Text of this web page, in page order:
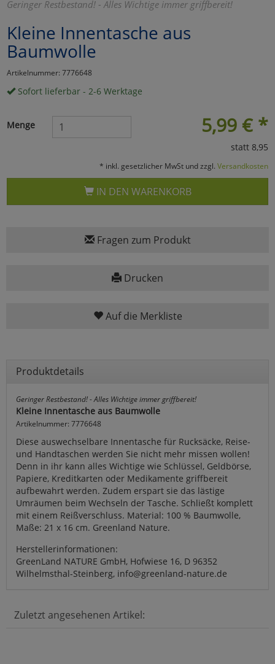
Geringer Restbestand! - Alles Wichtige immer griffbereit!
Kleine Innentasche aus
Baumwolle
Artikelnummer: 7776648
Sofort lieferbar - 2-6 Werktage
5,99 € *
Menge
statt 8,95
* inkl. gesetzlicher MwSt und zzgl. Versandkosten
IN DEN WARENKORB
Fragen zum Produkt
Drucken
Auf die Merkliste
Produktdetails
Geringer Restbestand! - Alles Wichtige immer griffbereit!
Kleine Innentasche aus Baumwolle
Artikelnummer: 7776648
Diese auswechselbare Innentasche für Rucksäcke, Reise-
und Handtaschen werden Sie nicht mehr missen wollen!
Denn in ihr kann alles Wichtige wie Schlüssel, Geldbörse,
Papiere, Kreditkarten oder Medikamente griffbereit
aufbewahrt werden. Zudem erspart sie das lästige
Umräumen beim Wechseln der Tasche. Schließt komplett
mit einem Reißverschluss. Material: 100 % Baumwolle,
Maße: 21 x 16 cm. Greenland Nature.
Herstellerinformationen:
GreenLand NATURE GmbH, Hofwiese 16, D 96352
Wilhelmsthal-Steinberg, info@greenland-nature.de
Zuletzt angesehenen Artikel:
Umfragetools